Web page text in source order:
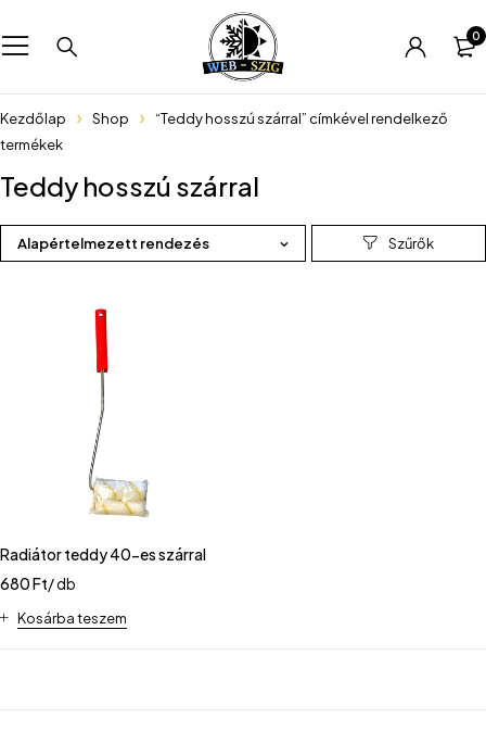
0
Kezdőlap Shop
“Teddy hosszú szárral” címkével rendelkező
termékek
Teddy hosszú szárral
Alapértelmezett rendezés
Radiátor teddy 40-es szárral
680Ft/ db
Kosárba teszem